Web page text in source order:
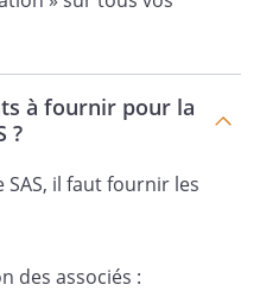
le
l'ordre du jour
à fournir pour la
?
il faut fournir les
des associés :